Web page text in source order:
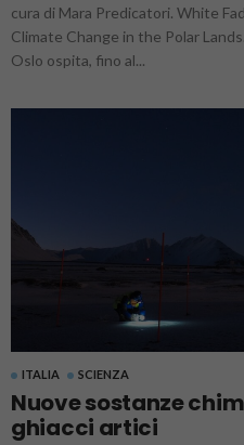
cura di Mara Predicatori. White
Climate Change in the Polar
Oslo ospita, fino al...
ITALIA SCIENZA
Nuove sostanze
ghiacci artici